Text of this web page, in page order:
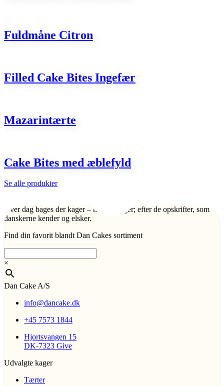
Fuldmåne Citron
Filled Cake Bites Ingefær
Mazarintærte
Cake Bites med æblefyld
Se alle produkter
Hver dag bages der kager – mange kager; efter de opskrifter, som
danskerne kender og elsker.
Find din favorit blandt Dan Cakes sortiment
×
Dan Cake A/S
info@dancake.dk
+45 7573 1844
Hjortsvangen 15
DK-7323 Give
Udvalgte kager
Tærter